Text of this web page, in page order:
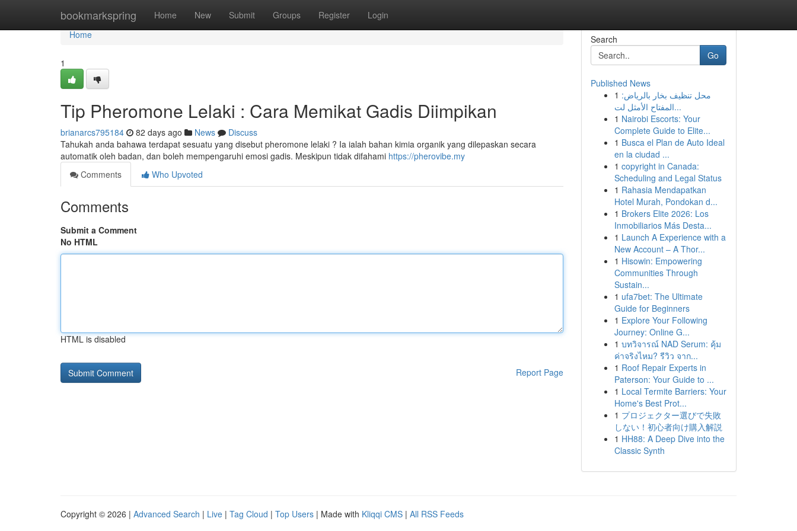
bookmarkspring Home New Submit Groups Register Login
Home
Home
1
Tip Pheromone Lelaki : Cara Memikat Gadis Diimpikan
brianarcs795184 82 days ago News
Discuss
Tahukah anda bahawa terdapat sesuatu yang disebut pheromone lelaki ? Ia ialah bahan kimia organik yang dilepaskan secara
automatik oleh badan, dan boleh mempengaruhi emosi gadis. Meskipun tidak difahami https://pherovibe.my
Comments
Who Upvoted
Comments
Submit a Comment
No HTML
HTML is disabled
Report Page
Search
Go
Published News
1 محل تنظيف بخار بالرياض:
المفتاح الأمثل لت...
1 Nairobi Escorts: Your
Complete Guide to Elite...
1 Busca el Plan de Auto Ideal
en la ciudad ...
1 copyright in Canada:
Scheduling and Legal Status
1 Rahasia Mendapatkan
Hotel Murah, Pondokan d...
1 Brokers Elite 2026: Los
Inmobiliarios Más Desta...
1 Launch A Experience with a
New Account – A Thor...
1 Hisowin: Empowering
Communities Through
Sustain...
1 ufa7bet: The Ultimate
Guide for Beginners
1 Explore Your Following
Journey: Online G...
1 บทวิจารณ์ NAD Serum: คุ้ม
ค่าจริงไหม? รีวิว จาก...
1 Roof Repair Experts in
Paterson: Your Guide to ...
1 Local Termite Barriers: Your
Home's Best Prot...
1 プロジェクター選びで失敗
しない！初心者向け購入解説
1 HH88: A Deep Dive into the
Classic Synth
Copyright © 2026 | Advanced Search | Live | Tag Cloud | Top Users | Made with Kliqqi CMS | All RSS Feeds